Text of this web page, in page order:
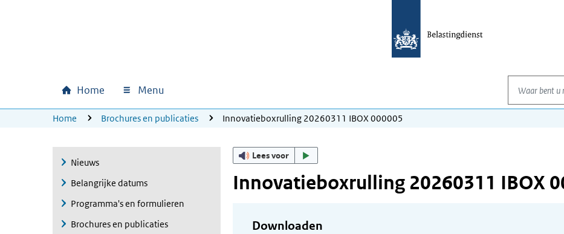
Hoofdnavigatie
Home Menu
Waar bent
U bevindt zich hier:
Home Brochures en publicaties Innovatieboxrulling 20260311 IBOX 000005
Nieuws
Belangrijke datums
Programma's en formulieren
Brochures en publicaties
Lees voor
Innovatieboxrulling 20260311 IBOX
Downloaden